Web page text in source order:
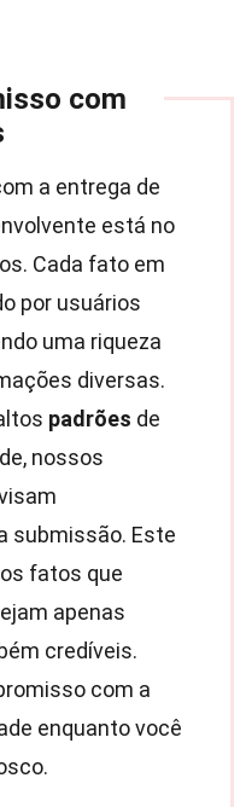
com
a entrega de
está no
Cada fato em
por usuários
uma riqueza
diversas.
padrões de
nossos
submissão. Este
fatos que
apenas
credíveis.
com a
enquanto você